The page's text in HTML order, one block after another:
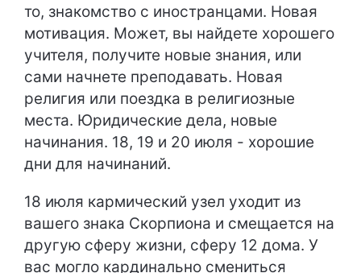
то, знакомство с иностранцами. Новая
мотивация. Может, вы найдете хорошего
учителя, получите новые знания, или
сами начнете преподавать. Новая
религия или поездка в религиозные
места. Юридические дела, новые
начинания. 18, 19 и 20 июля - хорошие
дни для начинаний.
18 июля кармический узел уходит из
вашего знака Скорпиона и смещается на
другую сферу жизни, сферу 12 дома. У
вас могло кардинально смениться